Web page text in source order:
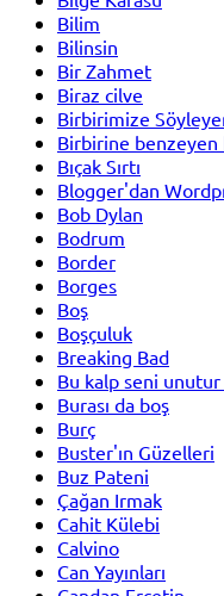
Bilim
Bilinsin
Bir Zahmet
Biraz cilve
Birbirimize
Birbirine benzeyen
Bıçak Sırtı
Blogger'dan
Bob Dylan
Bodrum
Border
Borges
Boş
Boşçuluk
Breaking Bad
Bu kalp seni
Burası da boş
Burç
Buster'ın Güzelleri
Buz Pateni
Çağan Irmak
Cahit Külebi
Calvino
Can Yayınları